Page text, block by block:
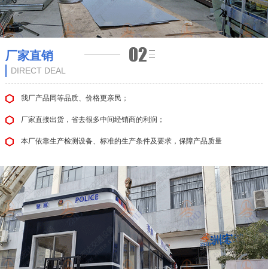
厂家直销
DIRECT DEAL
我厂产品同等品质、价格更亲民；
厂家直接出货，省去很多中间经销商的利润；
本厂依靠生产检测设备、标准的生产条件及要求，保障产品质量